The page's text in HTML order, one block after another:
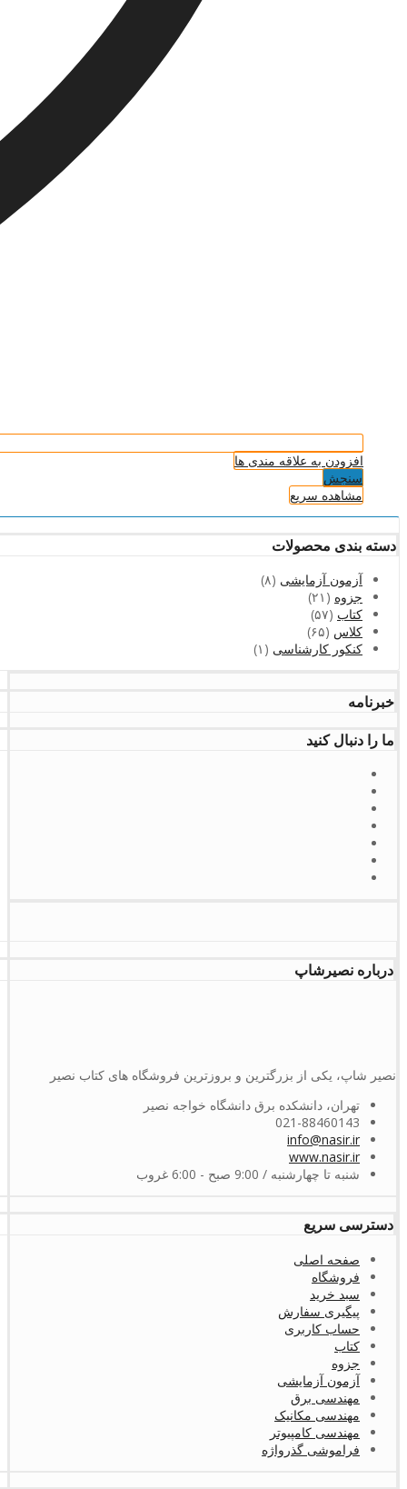
افزودن به علاقه مندی ها
سنجش
مشاهده سریع
دسته بندی محصولات
آزمون آزمایشی (۸)
جزوه (۲۱)
کتاب (۵۷)
کلاس (۶۵)
کنکور کارشناسی (۱)
خبرنامه
ما را دنبال کنید
درباره نصیرشاپ
نصیر شاپ، یکی از بزرگترین و بروزترین فروشگاه های کتاب نصیر
تهران، دانشکده برق دانشگاه خواجه نصیر
021-88460143
info@nasir.ir
www.nasir.ir
شنبه تا چهارشنبه / 9:00 صبح - 6:00 غروب
دسترسی سریع
صفحه اصلی
فروشگاه
سبد خرید
پیگیری سفارش
حساب کاربری
کتاب
جزوه
آزمون آزمایشی
مهندسی برق
مهندسی مکانیک
مهندسی کامپیوتر
فراموشی گذرواژه